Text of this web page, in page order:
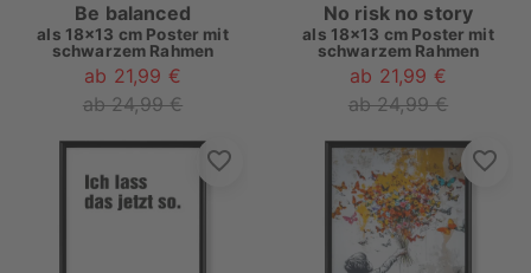
Be balanced
als 18x13 cm Poster mit
schwarzem Rahmen
ab 21,99 €
ab 24,99 €
No risk no story
als 18x13 cm Poster mit
schwarzem Rahmen
ab 21,99 €
ab 24,99 €